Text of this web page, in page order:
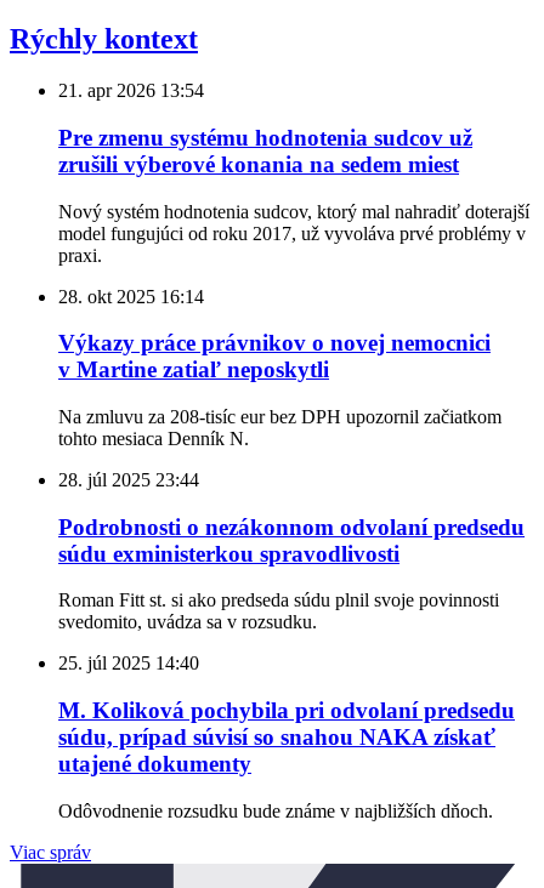
Rýchly kontext
21. apr 2026 13:54
Pre zmenu systému hodnotenia sudcov už
zrušili výberové konania na sedem miest
Nový systém hodnotenia sudcov, ktorý mal nahradiť doterajší
model fungujúci od roku 2017, už vyvoláva prvé problémy v
praxi.
28. okt 2025 16:14
Výkazy práce právnikov o novej nemocnici
v Martine zatiaľ neposkytli
Na zmluvu za 208-tisíc eur bez DPH upozornil začiatkom
tohto mesiaca Denník N.
28. júl 2025 23:44
Podrobnosti o nezákonnom odvolaní predsedu
súdu exministerkou spravodlivosti
Roman Fitt st. si ako predseda súdu plnil svoje povinnosti
svedomito, uvádza sa v rozsudku.
25. júl 2025 14:40
M. Koliková pochybila pri odvolaní predsedu
súdu, prípad súvisí so snahou NAKA získať
utajené dokumenty
Odôvodnenie rozsudku bude známe v najbližších dňoch.
Viac správ